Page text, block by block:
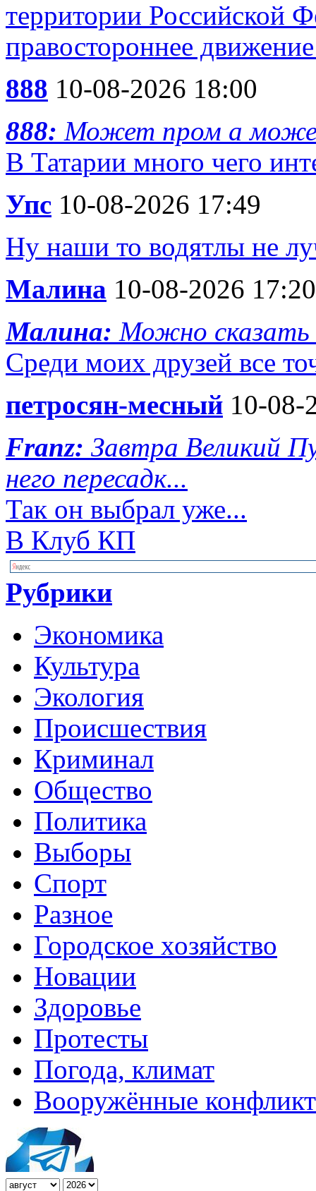
территории Российской
правостороннее
888 10-08-2026 18:00
888: Может пром а
В Татарии много чего
Упс 10-08-2026 17:49
Ну наши то водятлы не
Малина 10-08-2026 17:20
Малина: Можно сказать
Среди моих друзей все
петросян-месный 10-08-
Franz: Завтра Великий
него пересадк...
Так он выбрал уже...
В Клуб КП
Рубрики
Экономика
Культура
Экология
Происшествия
Криминал
Общество
Политика
Выборы
Спорт
Разное
Городское хозяйство
Новации
Здоровье
Протесты
Погода, климат
Вооружённые